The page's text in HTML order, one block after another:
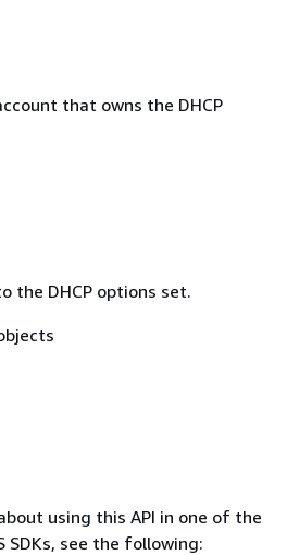
that owns the DHCP
the DHCP options set.
using this API in one of the
SDKs, see the following: